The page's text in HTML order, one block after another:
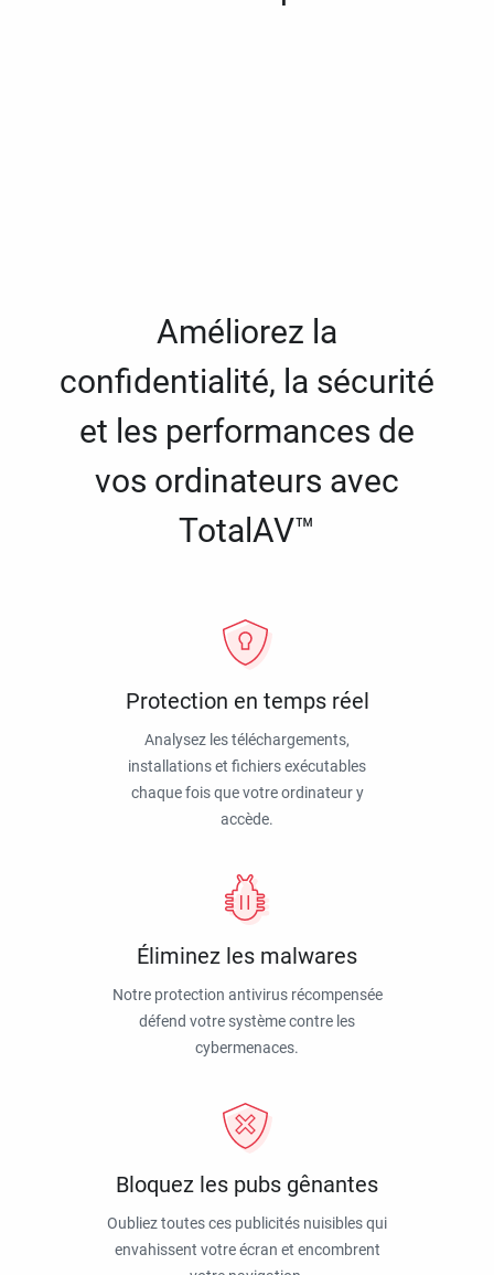
Améliorez la
confidentialité, la sécurité
et les performances de
vos ordinateurs avec
TotalAV™
Protection en temps réel
Analysez les téléchargements,
installations et fichiers exécutables
chaque fois que votre ordinateur y
accède.
Éliminez les malwares
Notre protection antivirus récompensée
défend votre système contre les
cybermenaces.
Bloquez les pubs gênantes
Oubliez toutes ces publicités nuisibles qui
envahissent votre écran et encombrent